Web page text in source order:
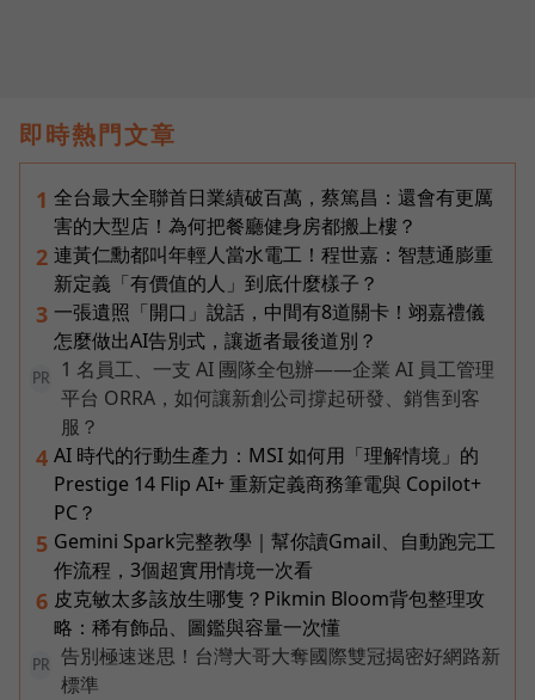
即時熱門文章
1 全台最大全聯首日業績破百萬，蔡篤昌：還會有更厲
害的大型店！為何把餐廳健身房都搬上樓？
2 連黃仁勳都叫年輕人當水電工！程世嘉：智慧通膨重
新定義「有價值的人」到底什麼樣子？
3 一張遺照「開口」說話，中間有8道關卡！翊嘉禮儀
怎麼做出AI告別式，讓逝者最後道別？
PR
1 名員工、一支 AI 團隊全包辦——企業 AI 員工管理
平台 ORRA，如何讓新創公司撐起研發、銷售到客
服？
4 AI 時代的行動生產力：MSI 如何用「理解情境」的
Prestige 14 Flip AI+ 重新定義商務筆電與 Copilot+
PC？
5 Gemini Spark完整教學｜幫你讀Gmail、自動跑完工
作流程，3個超實用情境一次看
6 皮克敏太多該放生哪隻？Pikmin Bloom背包整理攻
略：稀有飾品、圖鑑與容量一次懂
PR
告別極速迷思！台灣大哥大奪國際雙冠揭密好網路新
標準